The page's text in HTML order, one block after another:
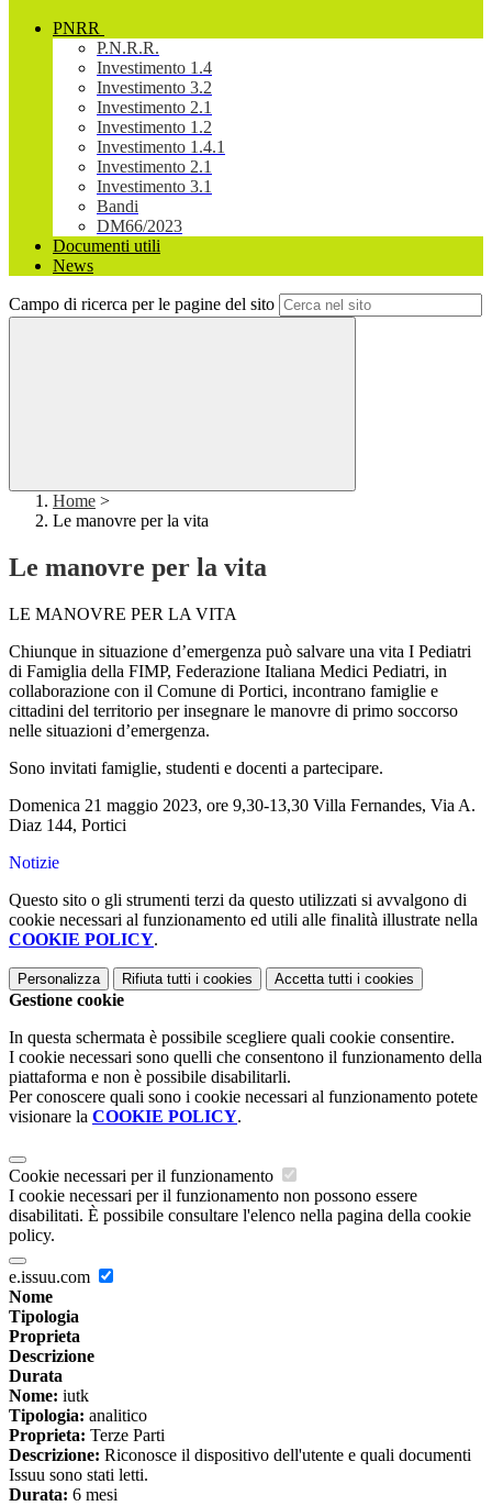
PNRR
P.N.R.R.
Investimento 1.4
Investimento 3.2
Investimento 2.1
Investimento 1.2
Investimento 1.4.1
Investimento 2.1
Investimento 3.1
Bandi
DM66/2023
Documenti utili
News
Campo di ricerca per le pagine del sito
Home >
Le manovre per la vita
Le manovre per la vita
LE MANOVRE PER LA VITA
Chiunque in situazione d’emergenza può salvare una vita I Pediatri
di Famiglia della FIMP, Federazione Italiana Medici Pediatri, in
collaborazione con il Comune di Portici, incontrano famiglie e
cittadini del territorio per insegnare le manovre di primo soccorso
nelle situazioni d’emergenza.
Sono invitati famiglie, studenti e docenti a partecipare.
Domenica 21 maggio 2023, ore 9,30-13,30 Villa Fernandes, Via A.
Diaz 144, Portici
Notizie
Questo sito o gli strumenti terzi da questo utilizzati si avvalgono di
cookie necessari al funzionamento ed utili alle finalità illustrate nella
COOKIE POLICY.
Personalizza Rifiuta tutti i cookies Accetta tutti i cookies
Gestione cookie
In questa schermata è possibile scegliere quali cookie consentire.
I cookie necessari sono quelli che consentono il funzionamento della
piattaforma e non è possibile disabilitarli.
Per conoscere quali sono i cookie necessari al funzionamento potete
visionare la COOKIE POLICY.
Cookie necessari per il funzionamento
I cookie necessari per il funzionamento non possono essere
disabilitati. È possibile consultare l'elenco nella pagina della cookie
policy.
e.issuu.com
Nome
Tipologia
Proprieta
Descrizione
Durata
Nome: iutk
Tipologia: analitico
Proprieta: Terze Parti
Descrizione: Riconosce il dispositivo dell'utente e quali documenti
Issuu sono stati letti.
Durata: 6 mesi